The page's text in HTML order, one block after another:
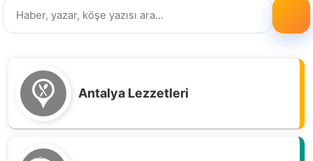
Antalya Lezzetleri